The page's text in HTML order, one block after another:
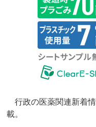
行政の医薬関連新着
載。